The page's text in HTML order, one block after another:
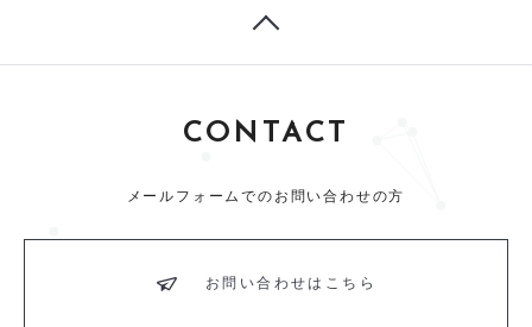
CONTACT
メールフォームでのお問い合わせの方
お問い合わせはこちら